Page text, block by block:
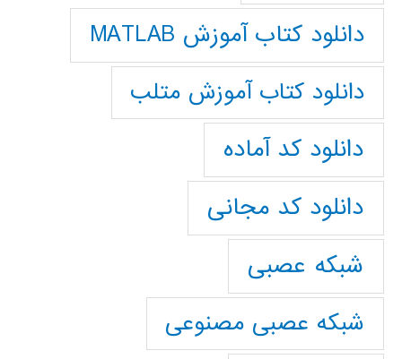
دانلود کتاب آموزش MATLAB
دانلود کتاب آموزش متلب
دانلود کد آماده
دانلود کد مجانی
شبکه عصبی
شبکه عصبی مصنوعی